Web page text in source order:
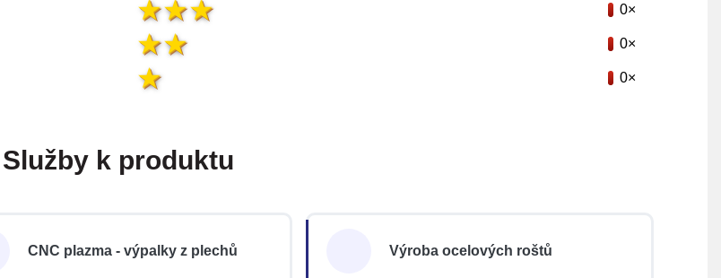
0×
0×
0×
Služby k produktu
CNC plazma - výpalky z plechů Výroba ocelových roštů